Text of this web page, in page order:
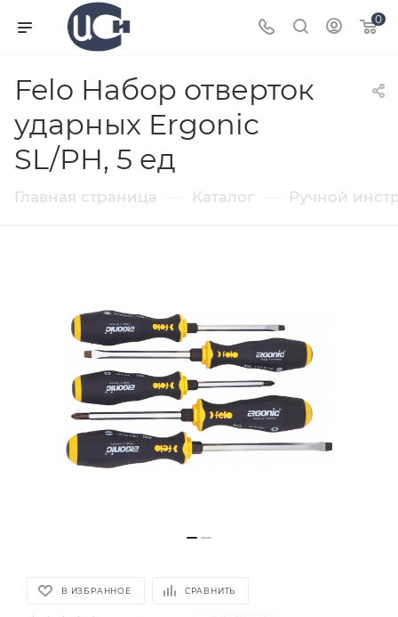
0
Felo Набор отверток
ударных Ergonic
SL/PH, 5 ед
Главная страница Каталог Ручной
В ИЗБРАННОЕ СРАВНИТЬ